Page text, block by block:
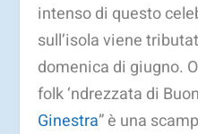
intenso di questo
sull’isola viene
domenica di giugno.
folk ‘ndrezzata di
Ginestra” è una